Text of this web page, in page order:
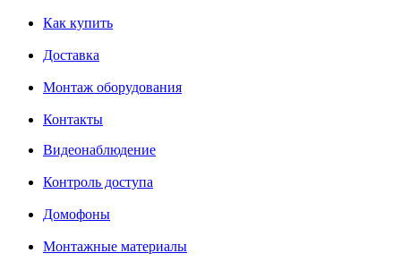
Как купить
Доставка
Монтаж оборудования
Контакты
Видеонаблюдение
Контроль доступа
Домофоны
Монтажные материалы